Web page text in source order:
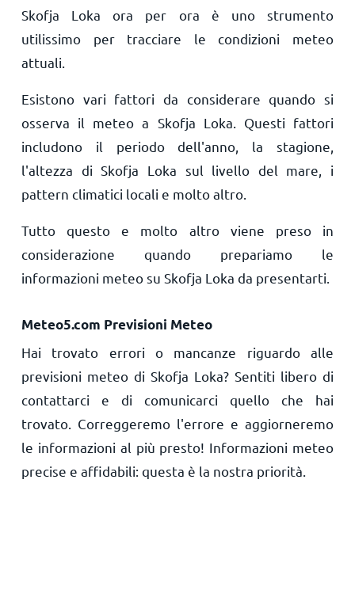
Skofja Loka ora per ora è uno strumento
utilissimo per tracciare le condizioni meteo
attuali.
Esistono vari fattori da considerare quando si
osserva il meteo a Skofja Loka. Questi fattori
includono il periodo dell'anno, la stagione,
l'altezza di Skofja Loka sul livello del mare, i
pattern climatici locali e molto altro.
Tutto questo e molto altro viene preso in
considerazione quando prepariamo le
informazioni meteo su Skofja Loka da presentarti.
Meteo5.com Previsioni Meteo
Hai trovato errori o mancanze riguardo alle
previsioni meteo di Skofja Loka? Sentiti libero di
contattarci e di comunicarci quello che hai
trovato. Correggeremo l'errore e aggiorneremo
le informazioni al più presto! Informazioni meteo
precise e affidabili: questa è la nostra priorità.